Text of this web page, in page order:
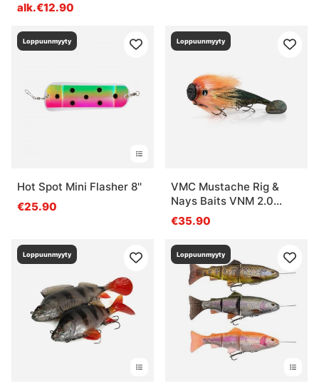
alk.€12.90
Loppuunmyyty
Hot Spot Mini Flasher 8''
€25.90
Loppuunmyyty
VMC Mustache Rig &
Nays Baits VNM 2.0
Bundle
€35.90
Loppuunmyyty Loppuunmyyty